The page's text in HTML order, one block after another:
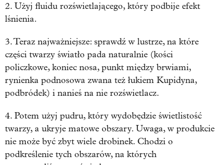
2. Użyj fluidu rozświetlającego, który podbije efekt
lśnienia.
3. Teraz najważniejsze: sprawdź w lustrze, na które
części twarzy światło pada naturalnie (kości
policzkowe, koniec nosa, punkt między brwiami,
rynienka podnosowa zwana też łukiem Kupidyna,
podbródek) i nanieś na nie rozświetlacz.
4. Potem użyj pudru, który wydobędzie świetlistość
twarzy, a ukryje matowe obszary. Uwaga, w produkcie
nie może być zbyt wiele drobinek. Chodzi o
podkreślenie tych obszarów, na których